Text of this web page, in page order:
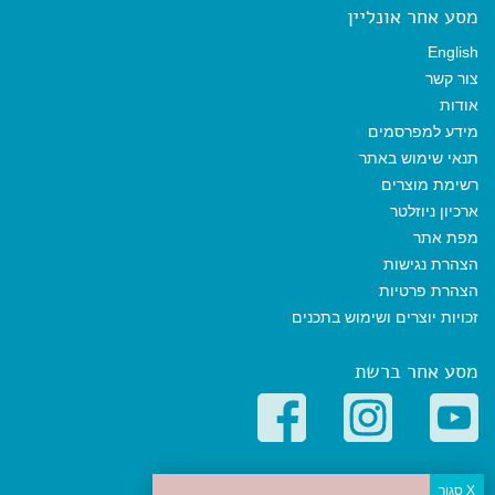
מסע אחר אונליין
English
צור קשר
אודות
מידע למפרסמים
תנאי שימוש באתר
רשימת מוצרים
ארכיון ניוזלטר
מפת אתר
הצהרת נגישות
הצהרת פרטיות
זכויות יוצרים ושימוש בתכנים
מסע אחר ברשת
קטגוריות פופולריות